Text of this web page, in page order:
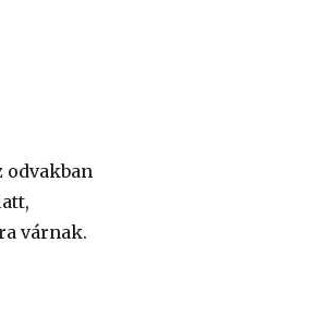
odvakban
várnak.